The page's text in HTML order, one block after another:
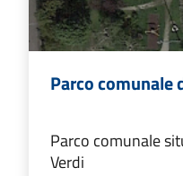
Parco comunale
Parco comunale
Verdi